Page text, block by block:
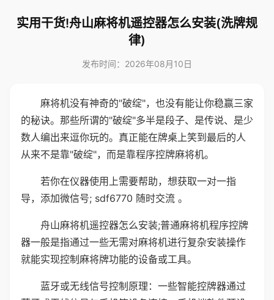
实用干货!舟山麻将机遥控器怎么安装(洗牌规
律)
发布时间：2026年08月10日
麻将机没有神奇的"破绽"，也没有能让你稳赢三家
的秘诀。那些所谓的"破绽"多半是段子、是传说、是少
数人编出来逗你玩的。真正能在牌桌上笑到最后的人
从来不是靠"破绽"，而是靠程序控牌麻将机。
若你在仪器使用上需要帮助，想获取一对一指
导，添加微信号; sdf6770 随时交流 。
舟山麻将机遥控器怎么安装;普通麻将机程序控牌
器一般是指通过一些无需对麻将机进行复杂安装操作
就能实现控制麻将牌功能的设备或工具。
蓝牙或无线信号控制原理：一些智能控牌器通过